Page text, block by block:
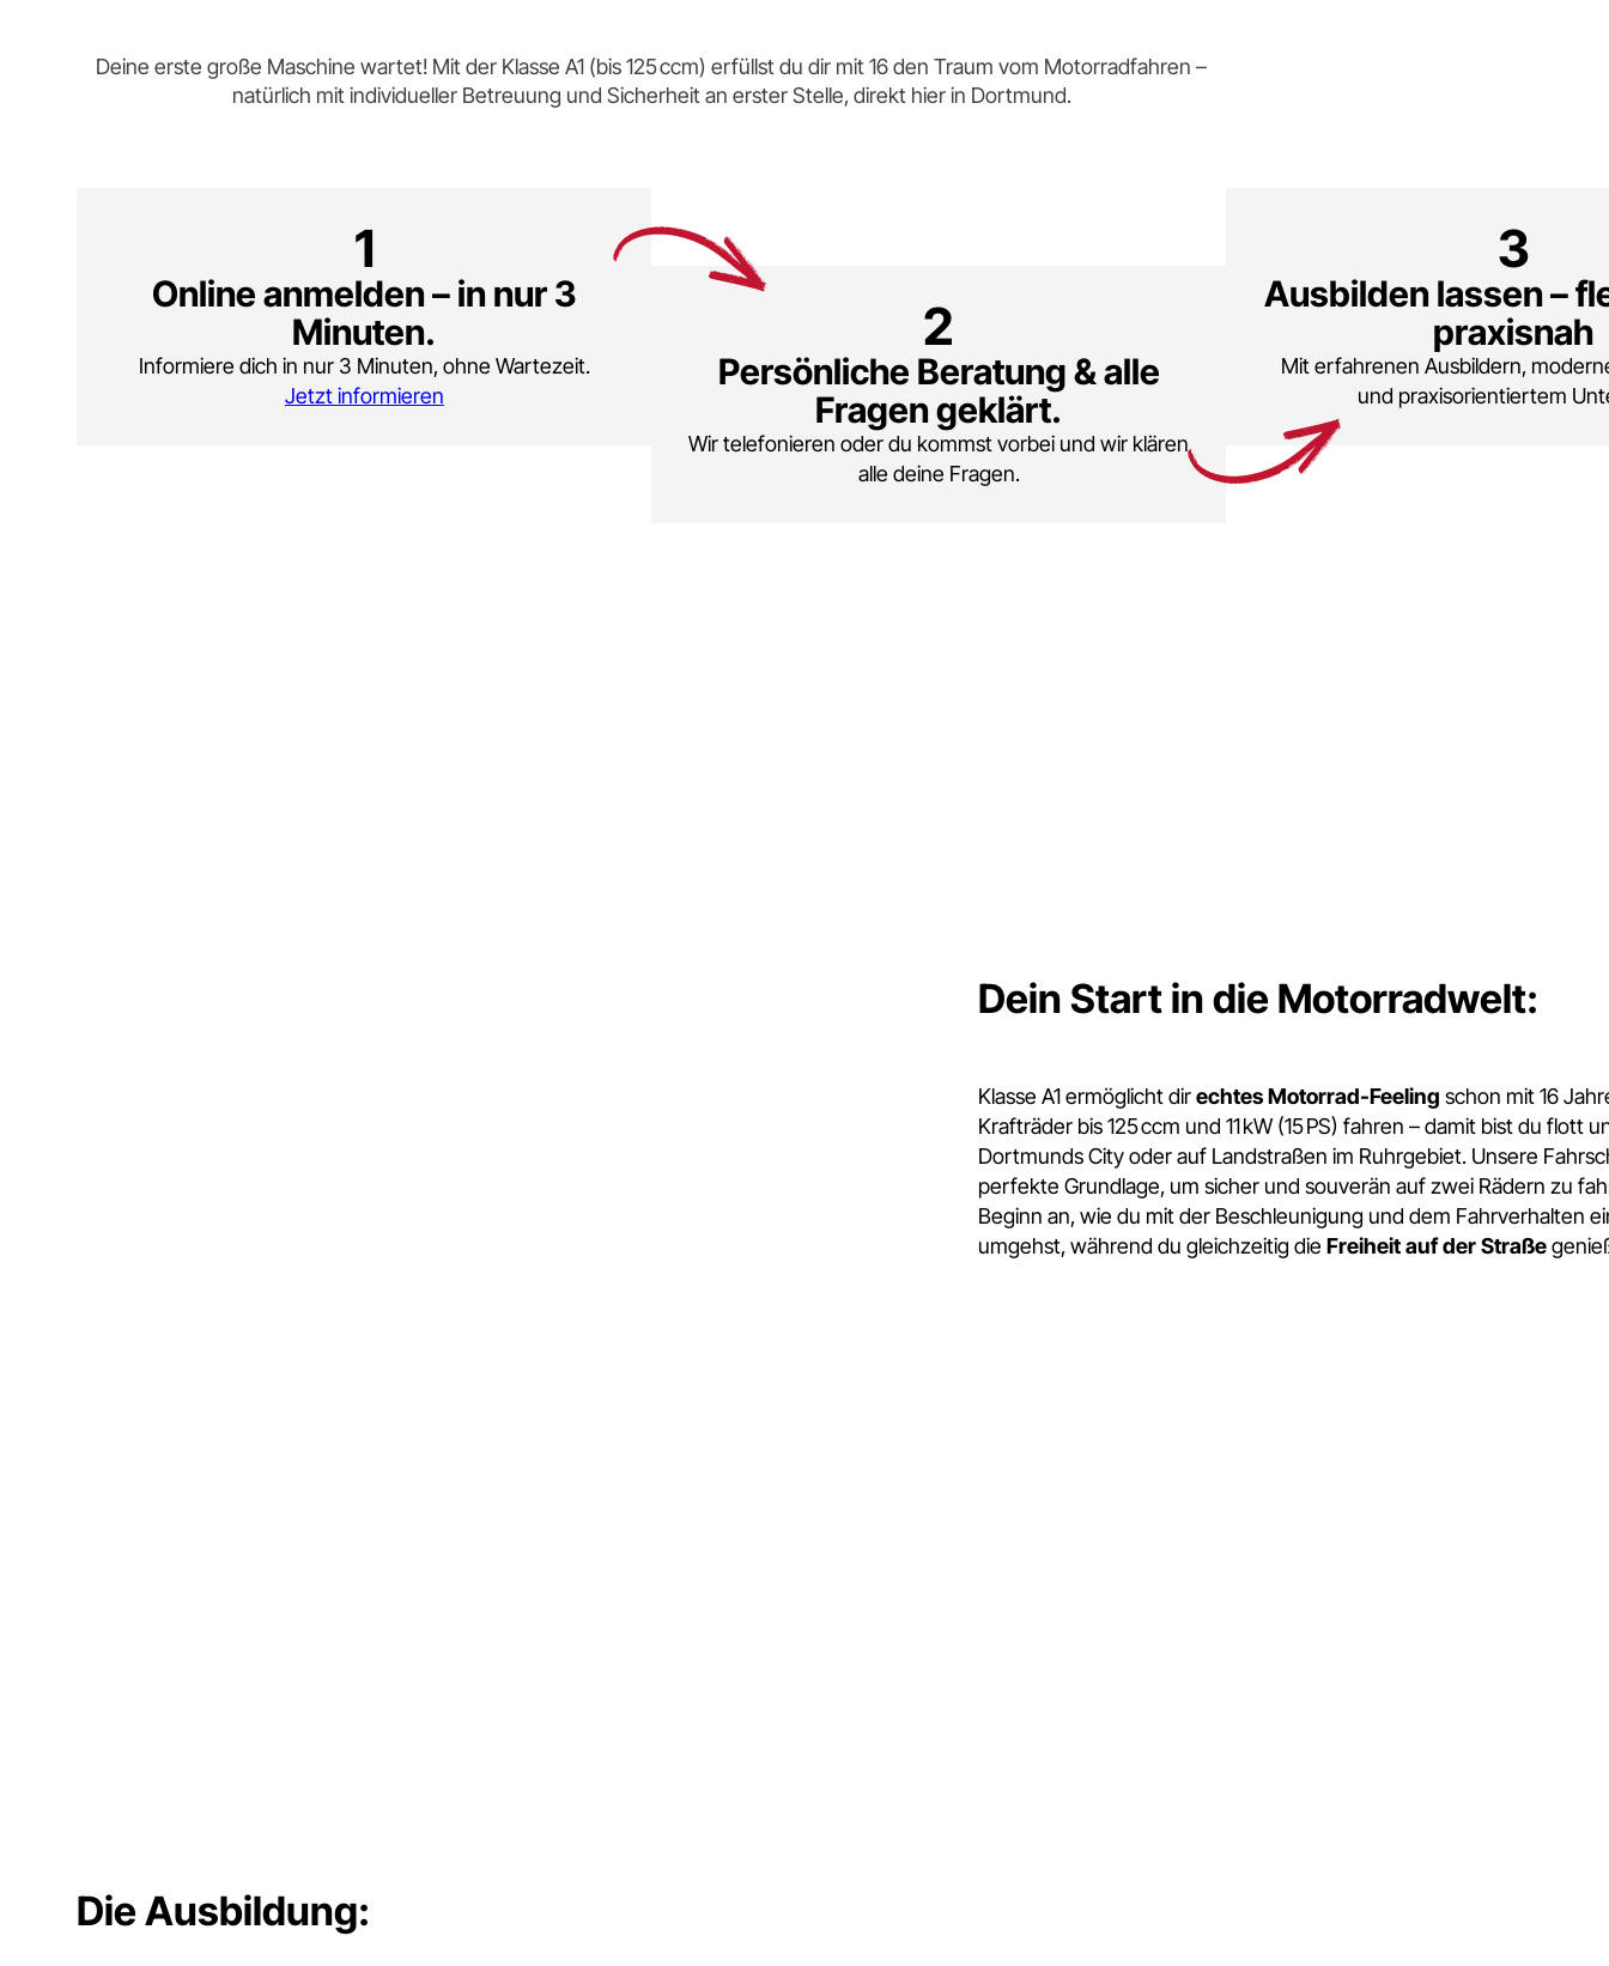
Deine erste große Maschine wartet! Mit der Klasse A1 (bis 125 ccm) erfüllst du dir mit 16 den Traum vom Motorradfahren –
natürlich mit individueller Betreuung und Sicherheit an erster Stelle, direkt hier in Dortmund.
1
Online anmelden – in nur 3
Minuten.
Informiere dich in nur 3 Minuten, ohne Wartezeit.
Jetzt informieren
2
Persönliche Beratung & alle
Fragen geklärt.
Wir telefonieren oder du kommst vorbei und wir klären
alle deine Fragen.
3
Ausbilden lassen –
praxisnah
Mit erfahrenen Ausbildern,
und praxisorientiertem
Dein Start in die Motorradwelt:
Klasse A1 ermöglicht direchtes Motorrad-Feeling schon mit 16
Krafträder bis 125 ccm und 11 kW (15 PS) fahren – damit bist du flott
Dortmunds City oder auf Landstraßen im Ruhrgebiet. Unsere
perfekte Grundlage, um sicher und souverän auf zwei Rädern zu
Beginn an, wie du mit der Beschleunigung und dem Fahrverhalten
umgehst, während du gleichzeitig dieFreiheit auf der Straße
Die Ausbildung: